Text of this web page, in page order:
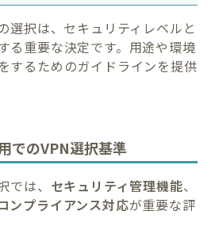
選択は、セキュリティレベルと
る重要な決定です。用途や環境
するためのガイドラインを提供
でのVPN選択基準
は、 セキュリティ管理機能、
ンプライアンス対応が重要な評